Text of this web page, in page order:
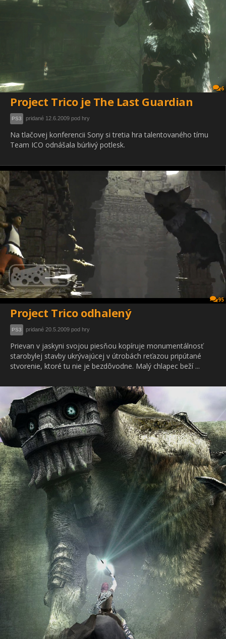
6
Project Trico je The Last Guardian
PS3 pridané 12.6.2009 pod hry
Na tlačovej konferencii Sony si tretia hra talentovaného tímu
Team ICO odnášala búrlivý potlesk.
95
Project Trico odhalený
PS3 pridané 20.5.2009 pod hry
Prievan v jaskyni svojou piesňou kopíruje monumentálnosť
starobylej stavby ukrývajúcej v útrobách reťazou pripútané
stvorenie, ktoré tu nie je bezdôvodne. Malý chlapec beží ...